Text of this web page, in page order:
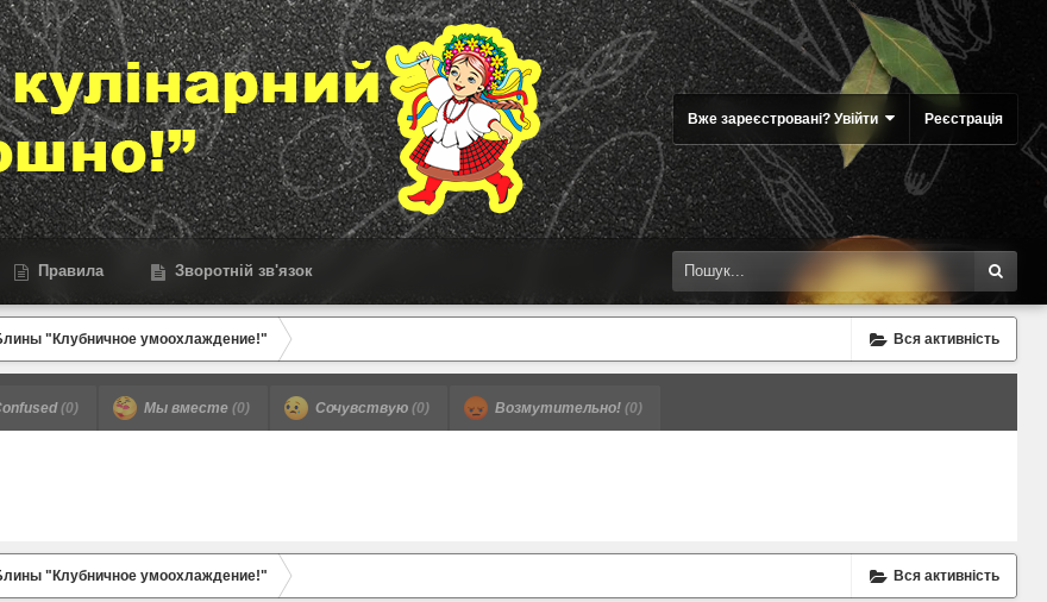
Вже зареєстровані? Увійти Реєстрація
Правила Зворотній зв'язок
Вся активність
"Клубничное умоохлаждение!"
(0) Мы вместе (0) Сочувствую (0) Возмутительно! (0)
Вся активність
"Клубничное умоохлаждение!"